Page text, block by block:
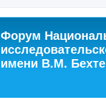
Форум
имени В.М.